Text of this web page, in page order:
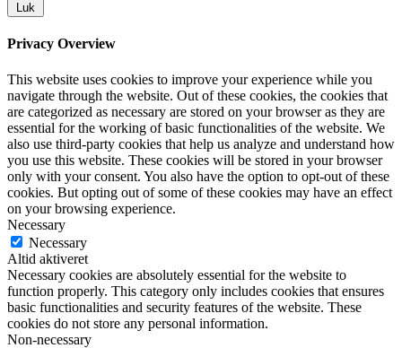
Luk
Privacy Overview
This website uses cookies to improve your experience while you
navigate through the website. Out of these cookies, the cookies that
are categorized as necessary are stored on your browser as they are
essential for the working of basic functionalities of the website. We
also use third-party cookies that help us analyze and understand how
you use this website. These cookies will be stored in your browser
only with your consent. You also have the option to opt-out of these
cookies. But opting out of some of these cookies may have an effect
on your browsing experience.
Necessary
Necessary
Altid aktiveret
Necessary cookies are absolutely essential for the website to
function properly. This category only includes cookies that ensures
basic functionalities and security features of the website. These
cookies do not store any personal information.
Non-necessary